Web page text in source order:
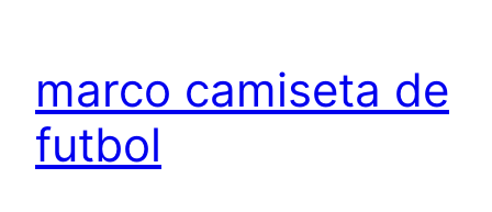
marco camiseta de
futbol